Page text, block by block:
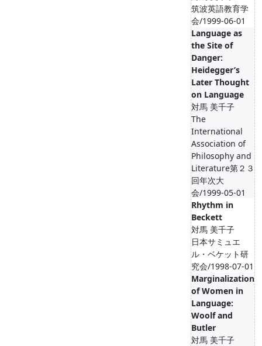
筑波英語教育学
会/1999-06-01
Language as
the Site of
Danger:
Heidegger’s
Later Thought
on Language
対馬 美千子
The
International
Association of
Philosophy and
Literature第２３
回年次大
会/1999-05-01
Rhythm in
Beckett
対馬 美千子
日本サミュエ
ル・ベケット研
究会/1998-07-01
Marginalization
of Women in
Language:
Woolf and
Butler
対馬 美千子